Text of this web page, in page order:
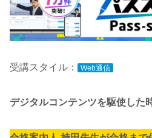
受講スタイル： Web通信
デジタルコンテンツを駆使した